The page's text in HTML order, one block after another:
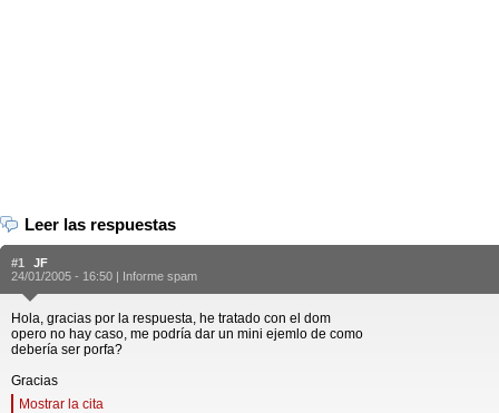
Leer las respuestas
#1
JF
24/01/2005 - 16:50 | Informe spam
Hola, gracias por la respuesta, he tratado con el dom
opero no hay caso, me podría dar un mini ejemlo de como
debería ser porfa?
Gracias
Mostrar la cita